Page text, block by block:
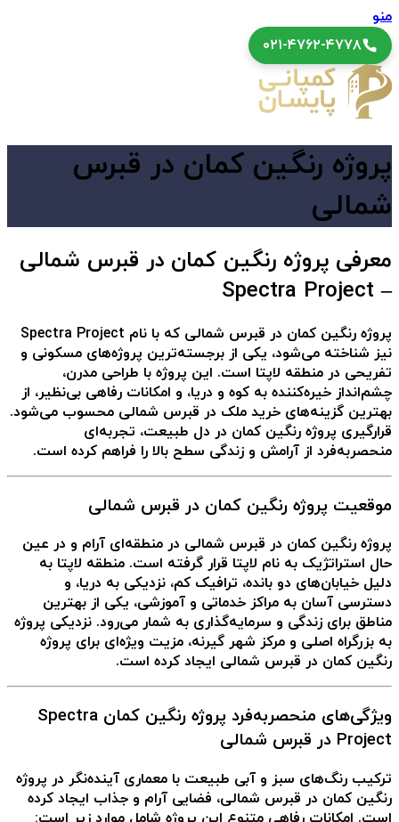
منو
۰۲۱-۴۷۶۲-۴۷۷۸
پروژه رنگین کمان در قبرس
شمالی
معرفی پروژه رنگین کمان در قبرس شمالی
– Spectra Project
پروژه رنگین کمان در قبرس شمالی که با نام Spectra Project
نیز شناخته می‌شود، یکی از برجسته‌ترین پروژه‌های مسکونی و
تفریحی در منطقه لاپتا است. این پروژه با طراحی مدرن،
چشم‌انداز خیره‌کننده به کوه و دریا، و امکانات رفاهی بی‌نظیر، از
بهترین گزینه‌های خرید ملک در قبرس شمالی محسوب می‌شود.
قرارگیری پروژه رنگین کمان در دل طبیعت، تجربه‌ای
منحصربه‌فرد از آرامش و زندگی سطح بالا را فراهم کرده است.
موقعیت پروژه رنگین کمان در قبرس شمالی
پروژه رنگین کمان در قبرس شمالی در منطقه‌ای آرام و در عین
حال استراتژیک به نام لاپتا قرار گرفته است. منطقه لاپتا به
دلیل خیابان‌های دو بانده، ترافیک کم، نزدیکی به دریا، و
دسترسی آسان به مراکز خدماتی و آموزشی، یکی از بهترین
مناطق برای زندگی و سرمایه‌گذاری به شمار می‌رود. نزدیکی پروژه
به بزرگراه اصلی و مرکز شهر گیرنه، مزیت ویژه‌ای برای پروژه
رنگین کمان در قبرس شمالی ایجاد کرده است.
ویژگی‌های منحصربه‌فرد پروژه رنگین کمان Spectra
Project در قبرس شمالی
ترکیب رنگ‌های سبز و آبی طبیعت با معماری آینده‌نگر در پروژه
رنگین کمان در قبرس شمالی، فضایی آرام و جذاب ایجاد کرده